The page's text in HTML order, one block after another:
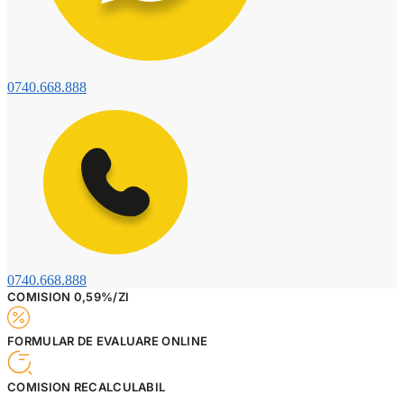
0740.668.888
0740.668.888
COMISION 0,59%/ZI
FORMULAR DE EVALUARE ONLINE
COMISION RECALCULABIL